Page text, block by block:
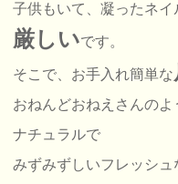
子供もいて、凝ったネ
厳しいです。
そこで、お手入れ簡単な
おねんどおねえさんのよ
ナチュラルで
みずみずしいフレッシ